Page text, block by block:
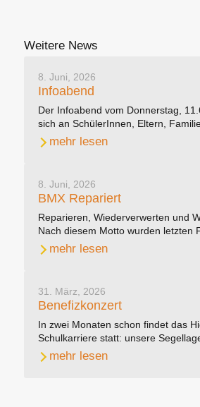
Weitere News
8. Juni, 2026
Infoabend
Der Infoabend vom Donnerstag,
sich an SchülerInnen, Eltern,
mehr lesen
8. Juni, 2026
BMX Repariert
Reparieren, Wiederverwerten und
Nach diesem Motto wurden letzten
mehr lesen
31. März, 2026
Benefizkonzert
In zwei Monaten schon findet das
Schulkarriere statt: unsere
mehr lesen